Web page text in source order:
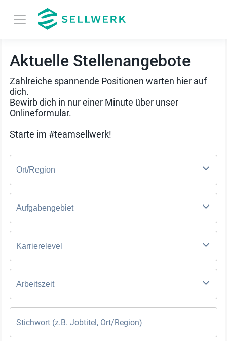
Aktuelle Stellenangebote
Zahlreiche spannende Positionen warten hier auf
dich.
Bewirb dich in nur einer Minute über unser
Onlineformular.
Starte im #teamsellwerk!
Ort/Region
Aufgabengebiet
Karrierelevel
Arbeitszeit